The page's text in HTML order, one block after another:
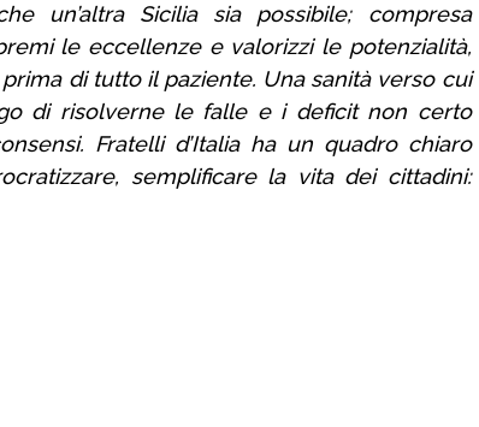
un’altra Sicilia sia possibile; compresa
le eccellenze e valorizzi le potenzialità,
di tutto il paziente. Una sanità verso cui
di risolverne le falle e i deficit non certo
Fratelli d’Italia ha un quadro chiaro
semplificare la vita dei cittadini: